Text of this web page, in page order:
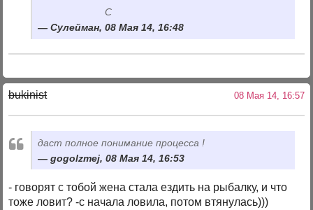
С
Сулейман, 08 Мая 14, 16:48
bukinist 08 Мая 14, 16:57
даст полное понимание процесса !
gogolzmej, 08 Мая 14, 16:53
- говорят с тобой жена стала ездить на рыбалку, и что
тоже ловит? -с начала ловила, потом втянулась)))